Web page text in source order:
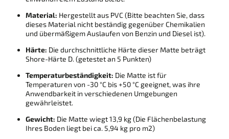
Material: Hergestellt aus PVC (Bitte beachten Sie, dass
dieses Material nicht beständig gegenüber Chemikalien
und übermäßigem Auslaufen von Benzin und Diesel ist).
Härte: Die durchschnittliche Härte dieser Matte beträgt
Shore-Härte D. (getestet an 5 Punkten)
Temperaturbeständigkeit: Die Matte ist für
Temperaturen von -30 °C bis +50 °C geeignet, was ihre
Anwendbarkeit in verschiedenen Umgebungen
gewährleistet.
Gewicht: Die Matte wiegt 13,9 kg (Die Flächenbelastung
Ihres Boden liegt bei ca. 5,94 kg pro m2)